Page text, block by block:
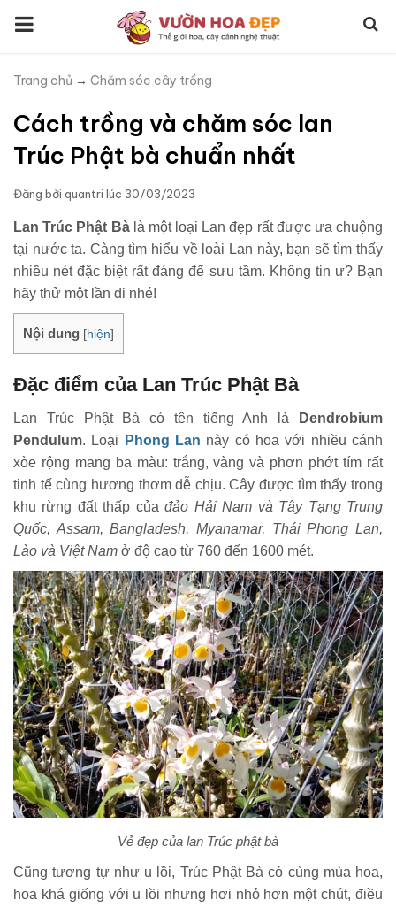
Trang chủ → Chăm sóc cây trồng
Cách trồng và chăm sóc lan
Trúc Phật bà chuẩn nhất
Đăng bởi quantri lúc 30/03/2023
Lan Trúc Phật Bàlà một loại Lan đẹp rất được ưa chuộng
tại nước ta. Càng tìm hiểu về loài Lan này, bạn sẽ tìm thấy
nhiều nét đặc biệt rất đáng để sưu tầm. Không tin ư? Bạn
hãy thử một lần đi nhé!
Nội dung [hiện]
Đặc điểm của Lan Trúc Phật Bà
Lan Trúc Phật Bà có tên tiếng Anh là
Dendrobium
Pendulum. Loại Phong Lan này có hoa với nhiều cánh
xòe rộng mang ba màu: trắng, vàng và phơn phớt tím rất
tinh tế cùng hương thơm dễ chịu. Cây được tìm thấy trong
khu rừng đất thấp củađảo Hải Nam và Tây Tạng Trung
Quốc, Assam, Bangladesh, Myanamar, Thái Phong Lan,
Lào và Việt Nam ở độ cao từ 760 đến 1600 mét.
Vẻ đẹp của lan Trúc phật bà
Cũng tương tự như u lồi, Trúc Phật Bà có cùng mùa hoa,
hoa khá giống với u lồi nhưng hơi nhỏ hơn một chút, điều